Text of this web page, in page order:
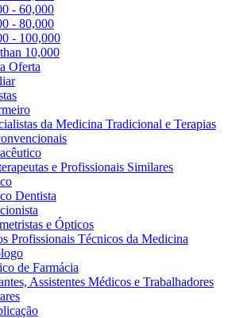
- 60,000
- 80,000
- 100,000
10,000
Oferta
da Medicina Tradicional e Terapias
e Profissionais Similares
Dentista
e Ópticos
Profissionais Técnicos da Medicina
de Farmácia
Assistentes Médicos e Trabalhadores